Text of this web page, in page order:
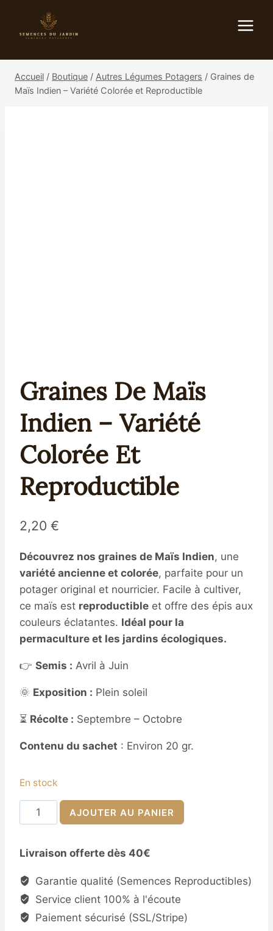
contenu
Accueil / Boutique / Autres Légumes Potagers / Graines de
Maïs Indien – Variété Colorée et Reproductible
Graines De Maïs
Indien – Variété
Colorée Et
Reproductible
2,20 €
Découvrez nos graines de Maïs Indien, une
variété ancienne et colorée, parfaite pour un
potager original et nourricier. Facile à cultiver,
ce maïs est reproductible et offre des épis aux
couleurs éclatantes. Idéal pour la
permaculture et les jardins écologiques.
👉 Semis : Avril à Juin
🌞 Exposition : Plein soleil
⏳ Récolte : Septembre – Octobre
Contenu du sachet : Environ 20 gr.
En stock
quantité
de
de
Maïs
Indien
–
Variété
AJOUTER AU PANIER
Livraison offerte dès 40€
Garantie qualité (Semences Reproductibles)
Service client 100% à l'écoute
Paiement sécurisé (SSL/Stripe)